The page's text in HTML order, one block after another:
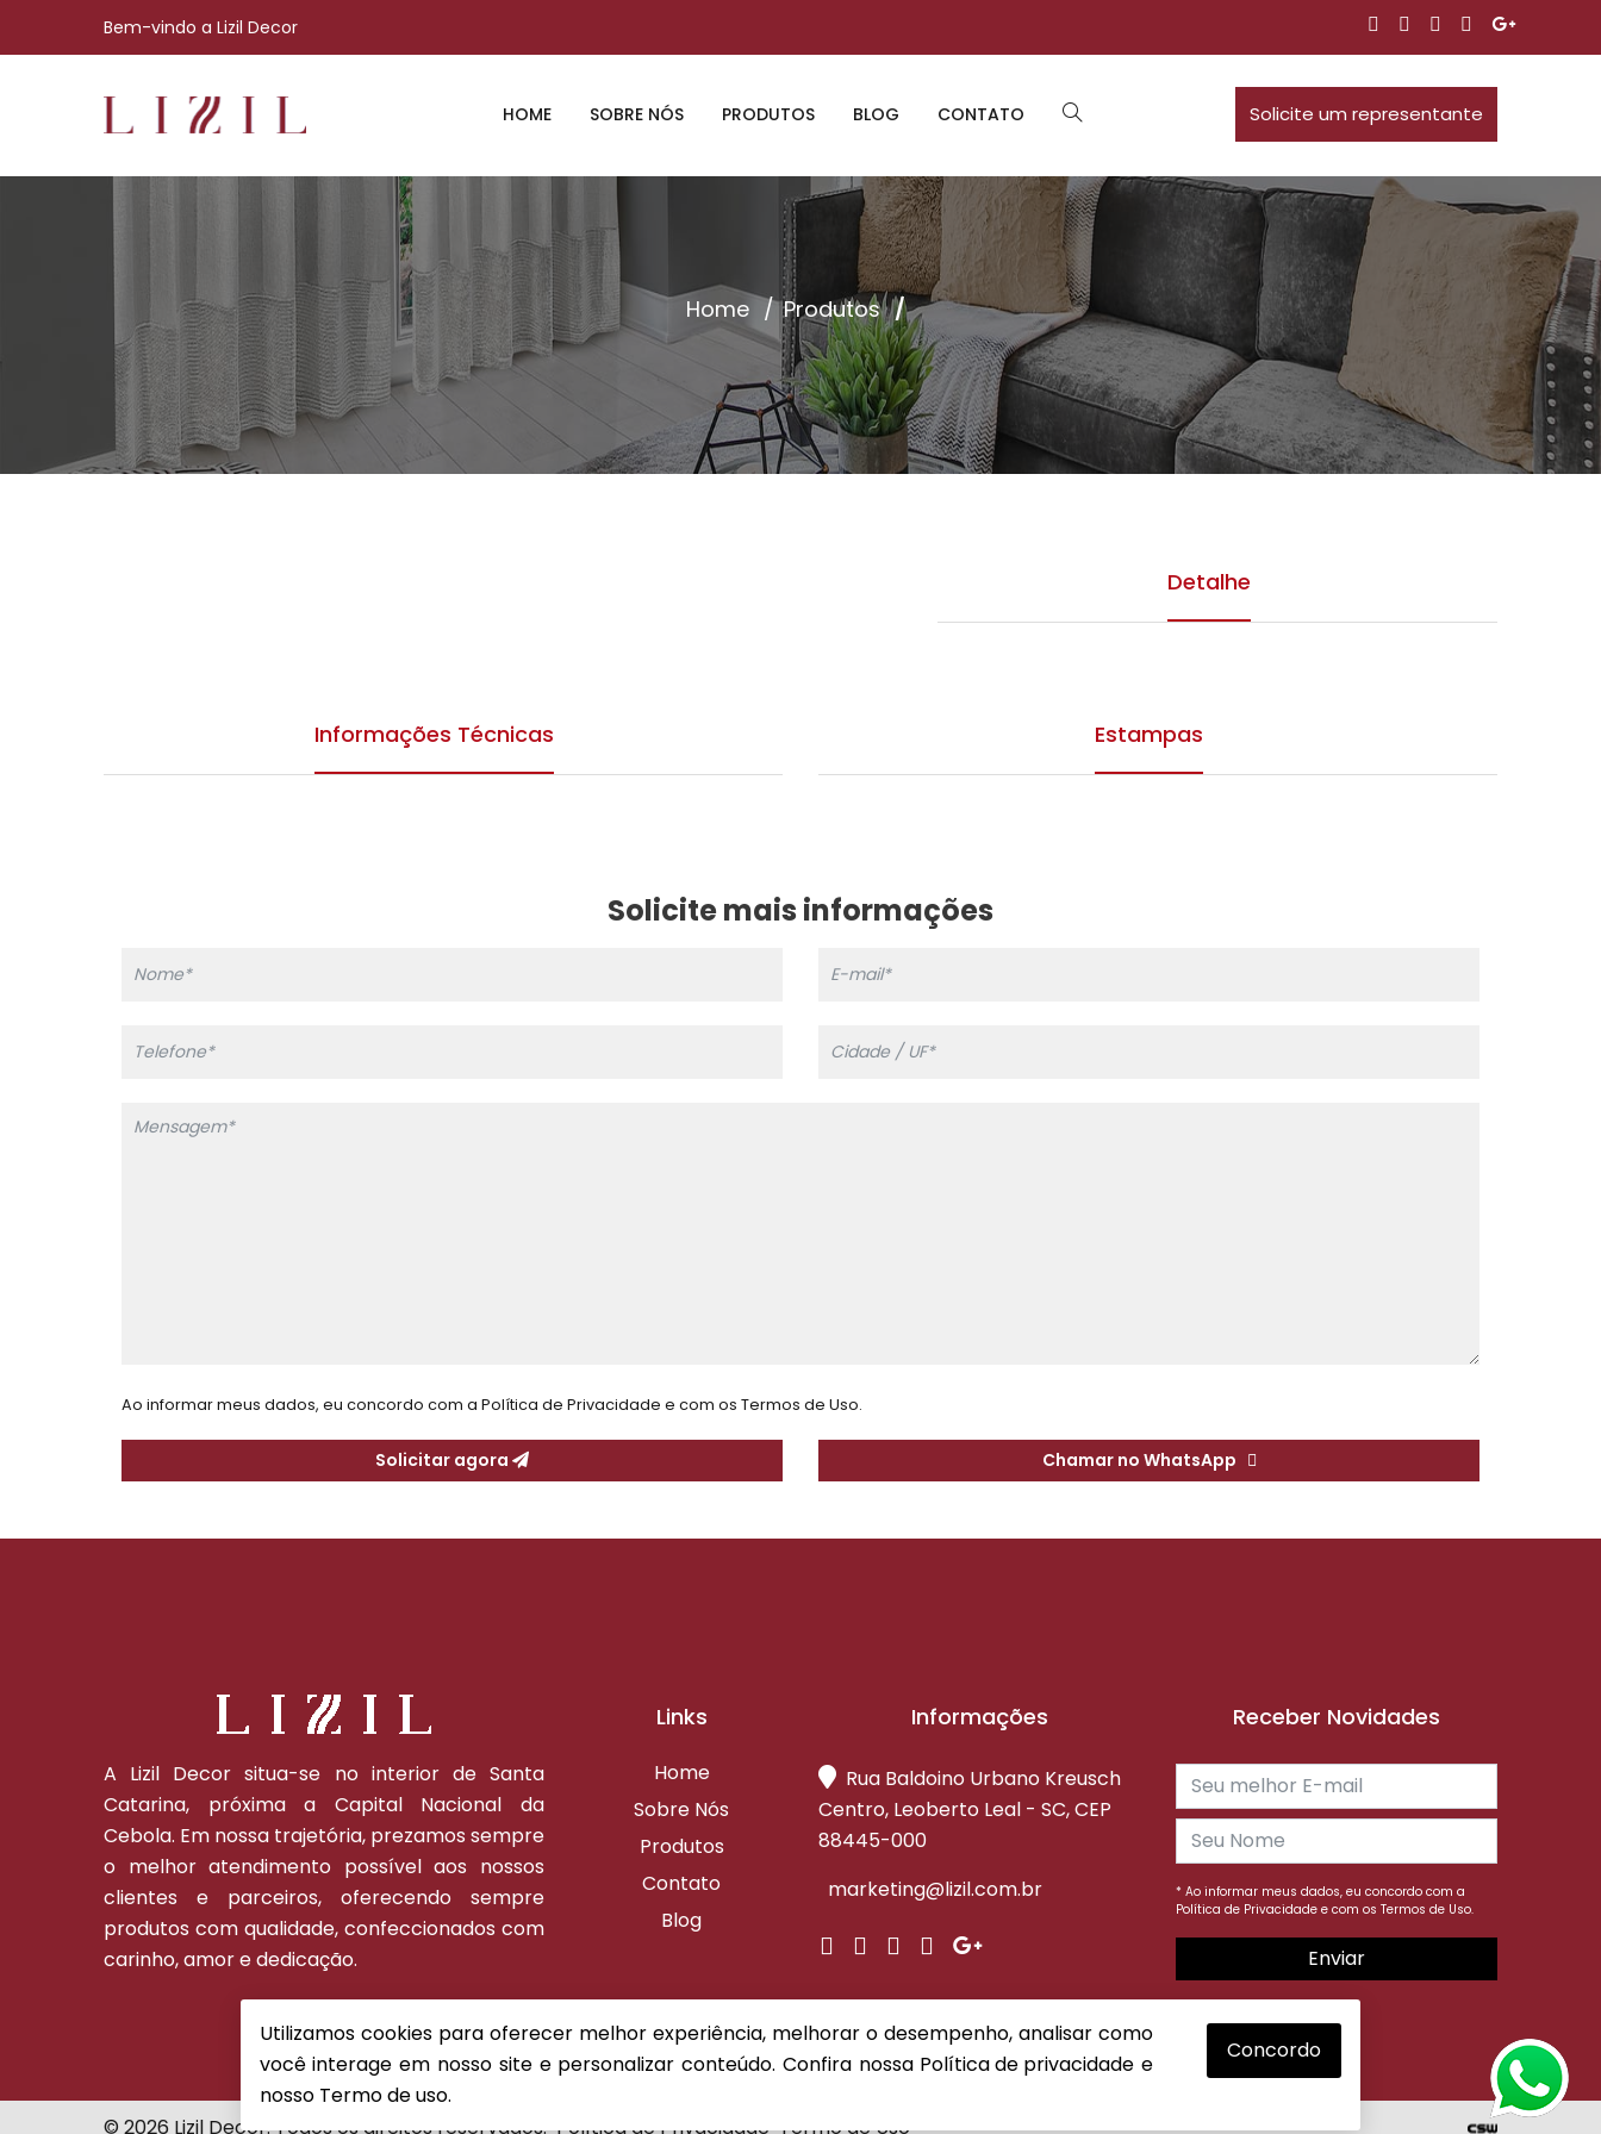
Bem-vindo a Lizil Decor
HOME SOBRE NÓS PRODUTOS BLOG CONTATO Solicite um representante
Home Produtos
Detalhe
Informações Técnicas Estampas
Solicite mais informações
Ao informar meus dados, eu concordo com a Política de Privacidade e com os Termos de Uso.
Solicitar agora Chamar no WhatsApp
Utilizamos cookies para oferecer melhor experiência, melhorar o desempenho, analisar como
você interage em nosso site e personalizar conteúdo. Confira nossa Política de privacidade e
nosso Termo de uso.
Concordo
A Lizil Decor situa-se no interior de Santa
Catarina, próxima a Capital Nacional da
Cebola. Em nossa trajetória, prezamos sempre
o melhor atendimento possível aos nossos
clientes e parceiros, oferecendo sempre
produtos com qualidade, confeccionados com
carinho, amor e dedicação.
Links
Home
Sobre Nós
Produtos
Contato
Blog
Informações
Rua Baldoino Urbano Kreusch
Centro, Leoberto Leal - SC, CEP
88445-000
marketing@lizil.com.br
Receber Novidades
* Ao informar meus dados, eu concordo com a
Política de Privacidade e com os Termos de Uso.
Enviar
© 2026 Lizil Decor. Todos os direitos reservados. Política de Privacidade Termo de Uso